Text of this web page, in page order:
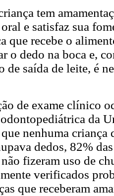
tem
e satisfaz sua
que recebe o
o dedo na boca e,
de saída de leite, é
de exame clínico
da
nenhuma criança
dedos, 82%
fizeram uso de
verificados
que receberam